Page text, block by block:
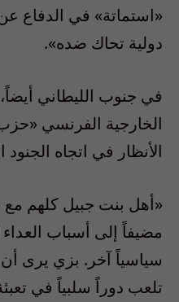
«استماتة» في الدفاع
دولية تحاك ضده».
في جنوب الليطاني
الخارجية الفرنسي «حزب
الأنظار في اتجاه الجنود
«أهل بنت جبيل كلهم مع
مضيفاً إلى أسباب
سياسياً آخر. بزي يرى
تلعب دوراً سلبياً في